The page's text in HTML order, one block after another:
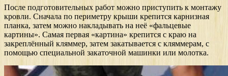
После подготовительных работ можно приступить к монтажу
кровли. Сначала по периметру крыши крепится карнизная
планка, затем можно накладывать на неё «фальцевые
картины». Самая первая «картина» крепится с краю на
закреплённый кляммер, затем закатывается с кляммерам, с
помощью специальной закаточной машинки или молотка.